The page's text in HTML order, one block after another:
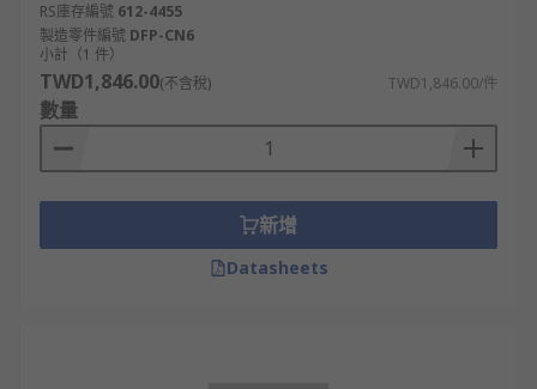
RS庫存編號 612-4455
製造零件編號 DFP-CN6
小計（1 件）
TWD1,846.00(不含稅) TWD1,846.00/件
數量
新增
Datasheets